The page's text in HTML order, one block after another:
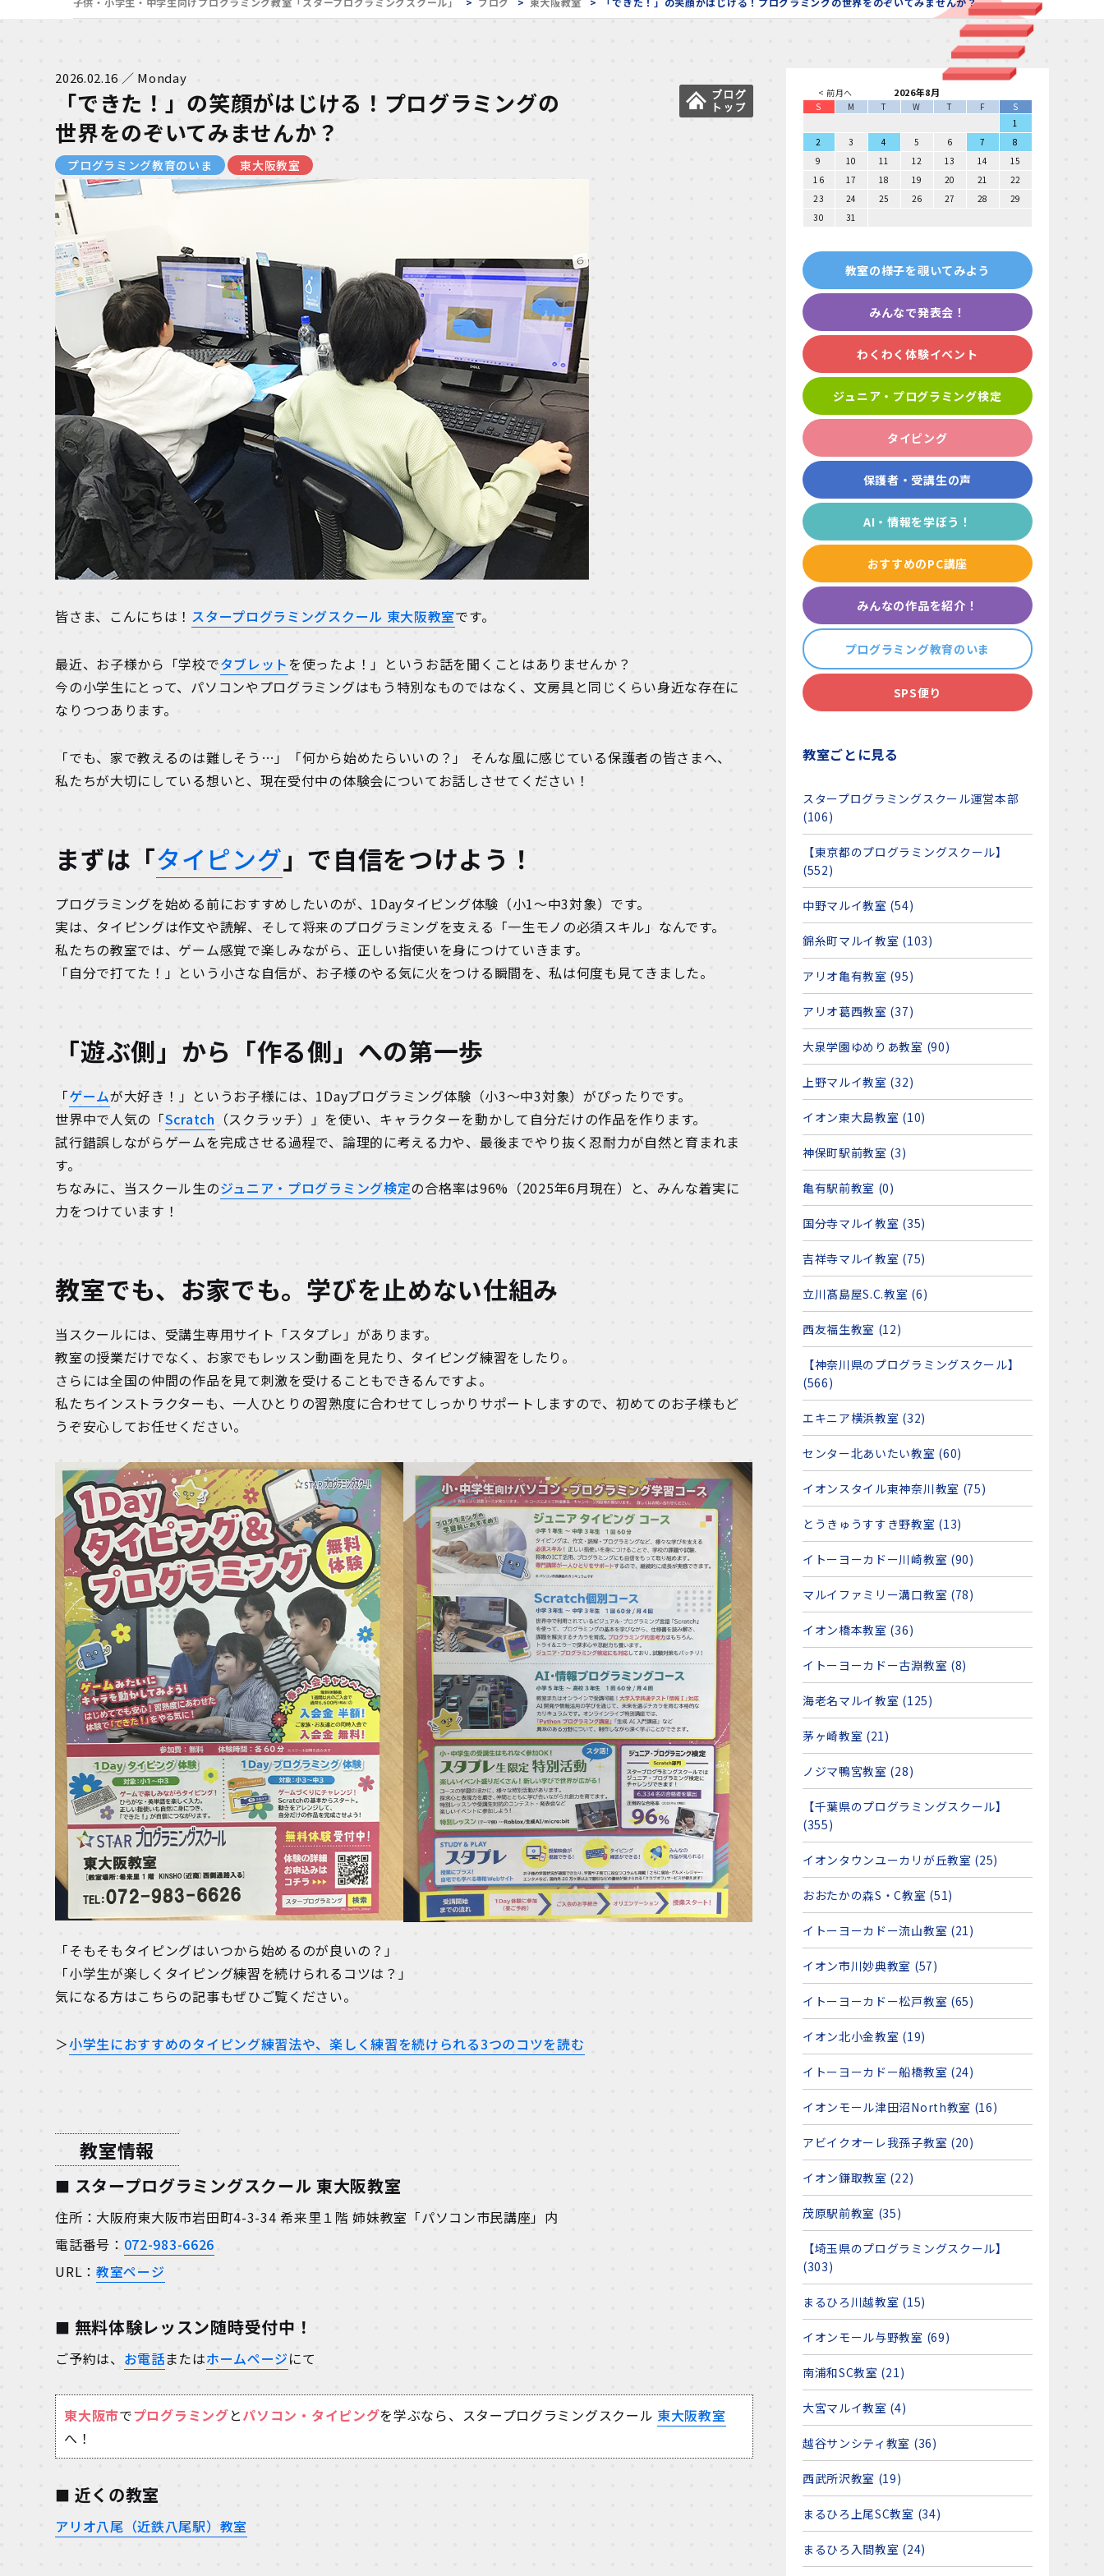
2026.02.16 ／ Monday
「できた！」の笑顔がはじける！プログラミングの
世界をのぞいてみませんか？
プログラミング教育のいま 東大阪教室
皆さま、こんにちは！ スタープログラミングスクール 東大阪教室です。
最近、お子様から「学校でタブレットを使ったよ！」というお話を聞くことはありませんか？
今の小学生にとって、パソコンやプログラミングはもう特別なものではなく、文房具と同じくらい身近な存在に
なりつつあります。
「でも、家で教えるのは難しそう…」「何から始めたらいいの？」 そんな風に感じている保護者の皆さまへ、
私たちが大切にしている想いと、現在受付中の体験会についてお話しさせてください！
まずは「タイピング」で自信をつけよう！
プログラミングを始める前におすすめしたいのが、1Dayタイピング体験（小1〜中3対象）です。
実は、タイピングは作文や読解、そして将来のプログラミングを支える「一生モノの必須スキル」なんです。
私たちの教室では、ゲーム感覚で楽しみながら、正しい指使いを身につけていきます。
「自分で打てた！」という小さな自信が、お子様のやる気に火をつける瞬間を、私は何度も見てきました。
「遊ぶ側」から「作る側」への第一歩
「ゲームが大好き！」というお子様には、1Dayプログラミング体験（小3〜中3対象）がぴったりです。
世界中で人気の「Scratch （スクラッチ）」を使い、キャラクターを動かして自分だけの作品を作ります。
試行錯誤しながらゲームを完成させる過程で、論理的に考える力や、最後までやり抜く忍耐力が自然と育まれま
す。
ちなみに、当スクール生のジュニア・プログラミング検定の合格率は96%（2025年6月現在）と、みんな着実に
力をつけています！
教室でも、お家でも。学びを止めない仕組み
当スクールには、受講生専用サイト「スタプレ」があります。
教室の授業だけでなく、お家でもレッスン動画を見たり、タイピング練習をしたり。
さらには全国の仲間の作品を見て刺激を受けることもできるんですよ。
私たちインストラクターも、一人ひとりの習熟度に合わせてしっかりサポートしますので、初めてのお子様もど
うぞ安心してお任せください。
「そもそもタイピングはいつから始めるのが良いの？」
「小学生が楽しくタイピング練習を続けられるコツは？」
気になる方はこちらの記事もぜひご覧ください。
＞小学生におすすめのタイピング練習法や、楽しく練習を続けられる3つのコツを読む
教室情報
スタープログラミングスクール 東大阪教室
住所：大阪府東大阪市岩田町4-3-34 希来里１階 姉妹教室「パソコン市民講座」内
電話番号： 072-983-6626
URL： 教室ページ
無料体験レッスン随時受付中！
ご予約は、 お電話またはホームページにて
東大阪市でプログラミングとパソコン・タイピングを学ぶなら、スタープログラミングスクール 東大阪教室
へ！
近くの教室
アリオ八尾（近鉄八尾駅）教室
< 前月へ 2026年8月
S M T W T F
S
1
2
3 4 5 6 7
8
9
10 11 12 13 14
15
16
17 18 19 20 21
22
23
24 25 26 27 28
29
30
31
教室の様子を覗いてみよう
みんなで発表会！
わくわく体験イベント
ジュニア・プログラミング検定
タイピング
保護者・受講生の声
AI・情報を学ぼう！
おすすめのPC講座
みんなの作品を紹介！
プログラミング教育のいま
SPS便り
教室ごとに見る
スタープログラミングスクール運営本部
(106)
【東京都のプログラミングスクール】
(552)
中野マルイ教室 (54)
錦糸町マルイ教室 (103)
アリオ亀有教室 (95)
アリオ葛西教室 (37)
大泉学園ゆめりあ教室 (90)
上野マルイ教室 (32)
イオン東大島教室 (10)
神保町駅前教室 (3)
亀有駅前教室 (0)
国分寺マルイ教室 (35)
吉祥寺マルイ教室 (75)
立川髙島屋S.C.教室 (6)
西友福生教室 (12)
【神奈川県のプログラミングスクール】
(566)
エキニア横浜教室 (32)
センター北あいたい教室 (60)
イオンスタイル東神奈川教室 (75)
とうきゅうすすき野教室 (13)
イトーヨーカドー川崎教室 (90)
マルイファミリー溝口教室 (78)
イオン橋本教室 (36)
イトーヨーカドー古淵教室 (8)
海老名マルイ教室 (125)
茅ヶ崎教室 (21)
ノジマ鴨宮教室 (28)
【千葉県のプログラミングスクール】
(355)
イオンタウンユーカリが丘教室 (25)
おおたかの森S・C教室 (51)
イトーヨーカドー流山教室 (21)
イオン市川妙典教室 (57)
イトーヨーカドー松戸教室 (65)
イオン北小金教室 (19)
イトーヨーカドー船橋教室 (24)
イオンモール津田沼North教室 (16)
アビイクオーレ我孫子教室 (20)
イオン鎌取教室 (22)
茂原駅前教室 (35)
【埼玉県のプログラミングスクール】
(303)
まるひろ川越教室 (15)
イオンモール与野教室 (69)
南浦和SC教室 (21)
大宮マルイ教室 (4)
越谷サンシティ教室 (36)
西武所沢教室 (19)
まるひろ上尾SC教室 (34)
まるひろ入間教室 (24)